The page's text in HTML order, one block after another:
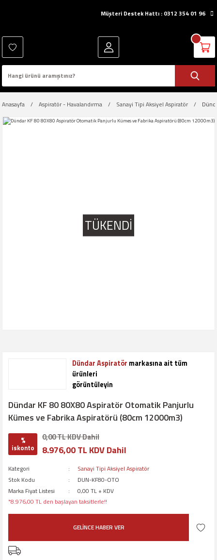
Müşteri Destek Hattı : 0312 354 01 96
Anasayfa Aspiratör - Havalandırma Sanayi Tipi Aksiyel Aspiratör
TÜKENDİ
Dündar Aspiratör markasına ait tüm
ürünleri
görüntüleyin
Dündar KF 80 80X80 Aspiratör Otomatik Panjurlu
Kümes ve Fabrika Aspiratörü (80cm 12000m3)
%
iskonto
0,00 TL KDV Dahil
8.976,00 TL KDV Dahil
Kategori
Sanayi Tipi Aksiyel Aspiratör
Stok Kodu
DUN-KF80-OTO
Marka Fiyat Listesi
0,00 TL + KDV
*8.976,00 TL den başlayan taksitlerle!!
GELİNCE HABER VER